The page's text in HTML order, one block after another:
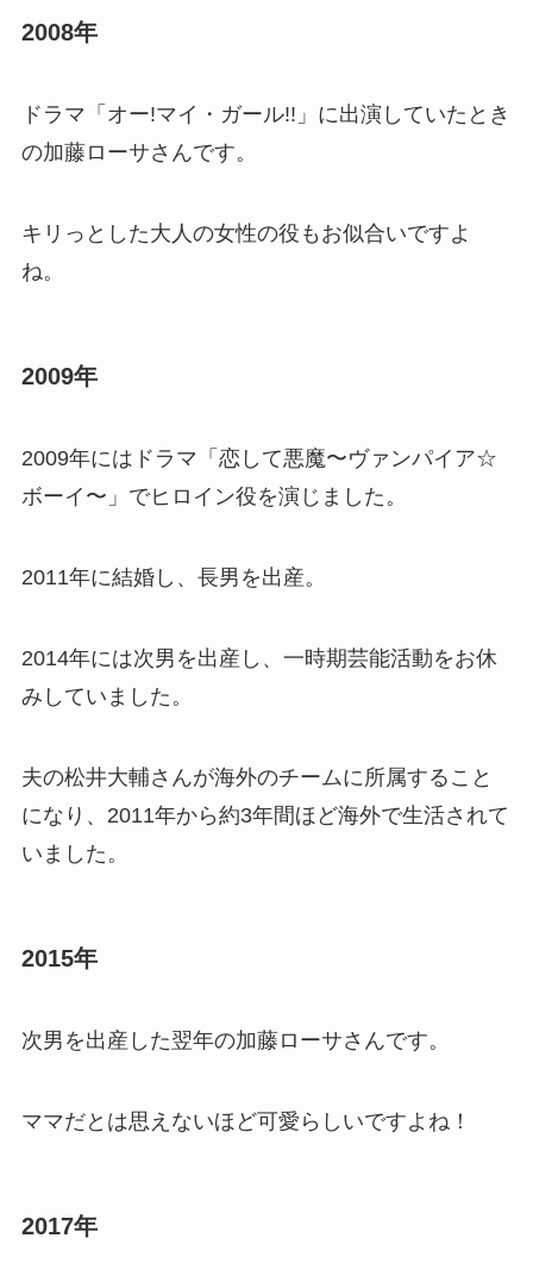
2008年
ドラマ「オー!マイ・ガール!!」に出演していたとき
の加藤ローサさんです。
キリっとした大人の女性の役もお似合いですよ
ね。
2009年
2009年にはドラマ「恋して悪魔〜ヴァンパイア☆
ボーイ〜」でヒロイン役を演じました。
2011年に結婚し、長男を出産。
2014年には次男を出産し、一時期芸能活動をお休
みしていました。
夫の松井大輔さんが海外のチームに所属すること
になり、2011年から約3年間ほど海外で生活されて
いました。
2015年
次男を出産した翌年の加藤ローサさんです。
ママだとは思えないほど可愛らしいですよね！
2017年